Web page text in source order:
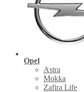
Opel
Astra
Mokka
Zafira Life